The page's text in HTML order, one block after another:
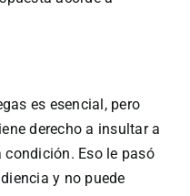
es esencial, pero
derecho a insultar a
Eso le pasó
y no puede